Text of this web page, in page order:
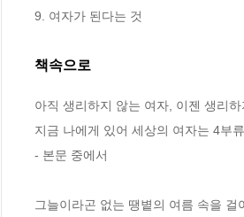
9. 여자가 된다는 것
책속으로
아직 생리하지 않는 여자, 이젠 생리
지금 나에게 있어 세상의 여자는 4부
- 본문 중에서
그늘이라곤 없는 땡볕의 여름 속을